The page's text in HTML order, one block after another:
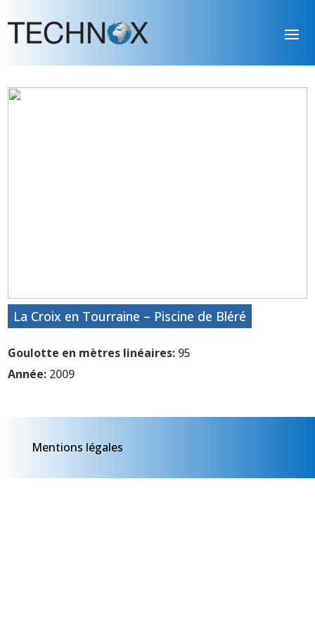
La Croix en Tourraine – Piscine de Bléré
Goulotte en mètres linéaires: 95
Année: 2009
Mentions légales